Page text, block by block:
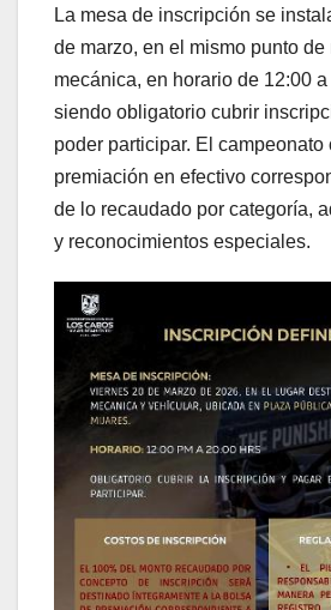
La mesa de inscripción se
de marzo, en el mismo punto de
mecánica, en horario de 12:00
siendo obligatorio cubrir
poder participar. El campeonato
premiación en efectivo
de lo recaudado por categoría,
y reconocimientos especiales.